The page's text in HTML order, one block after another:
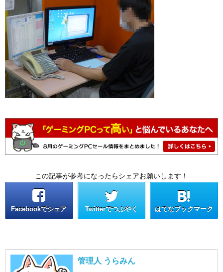
この記事が参考になったらシェアお願いします！
Facebookでシェア Twitterでつぶやく はてなブックマーク
管理人 うらみん